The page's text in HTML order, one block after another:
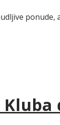
ponude,